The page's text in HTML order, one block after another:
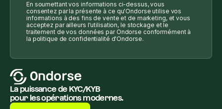
En soumettant vos informations ci-dessus, vous
consentez par la présente à ce qu'Ondorse utilise vos
informations à des fins de vente et de marketing, et vous
acceptez par ailleurs l'utilisation, le stockage et le
traitement de vos données par Ondorse conformément à
la politique de confidentialité d'Ondorse.
La puissance de KYC/KYB
pour les opérations modernes.